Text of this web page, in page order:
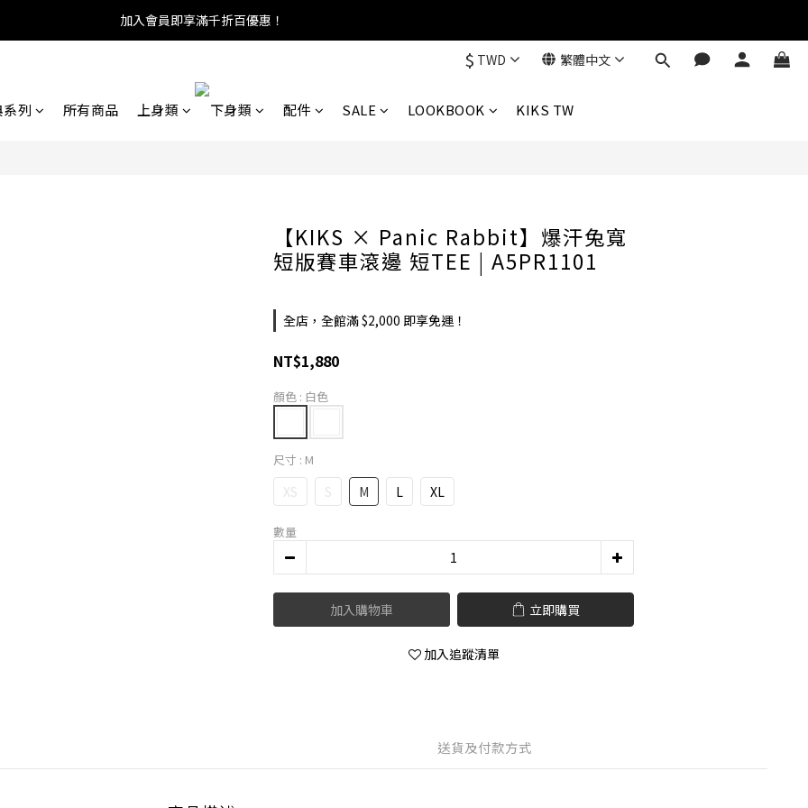
加入會員即享滿千折百優惠！
$ TWD 繁體中文
列 所有商品 上身類 下身類 配件 SALE LOOKBOOK KIKS TW
【KIKS × Panic Rabbit】爆汗兔寬
短版賽車滾邊 短TEE | A5PR1101
全店，全館滿 $2,000 即享免運！
NT$1,880
顏色 : 白色
尺寸 : M
XS S M L XL
數量
加入購物車 立即購買
加入追蹤清單
送貨及付款方式
立即購買